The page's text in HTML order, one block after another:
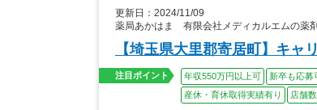
更新日：2024/11/09
薬局あかはま 有限会社メディカルエムの薬
【埼玉県大里郡寄居町】キャ
注目ポイント 年収550万円以上可 新卒も応募
産休・育休取得実績有り
店舗